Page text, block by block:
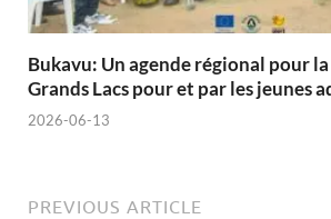
Bukavu: Un agende régional pour
Grands Lacs pour et par les jeunes
2026-06-13
PREVIOUS ARTICLE